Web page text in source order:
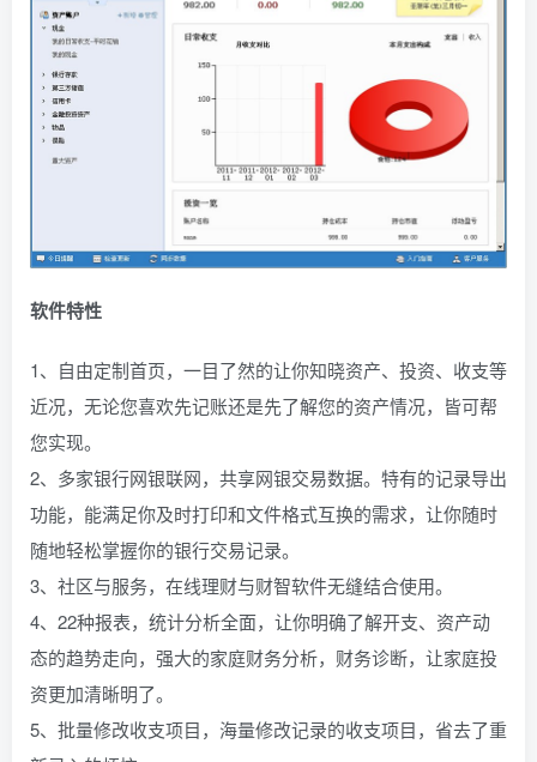
软件特性
1、自由定制首页，一目了然的让你知晓资产、投资、收支等
近况，无论您喜欢先记账还是先了解您的资产情况，皆可帮
您实现。
2、多家银行网银联网，共享网银交易数据。特有的记录导出
功能，能满足你及时打印和文件格式互换的需求，让你随时
随地轻松掌握你的银行交易记录。
3、社区与服务，在线理财与财智软件无缝结合使用。
4、22种报表，统计分析全面，让你明确了解开支、资产动
态的趋势走向，强大的家庭财务分析，财务诊断，让家庭投
资更加清晰明了。
5、批量修改收支项目，海量修改记录的收支项目，省去了重